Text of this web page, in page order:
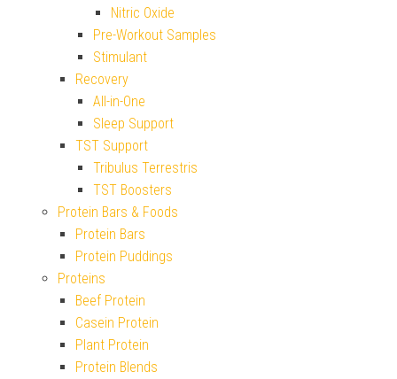
Nitric Oxide
Pre-Workout Samples
Stimulant
Recovery
All-in-One
Sleep Support
TST Support
Tribulus Terrestris
TST Boosters
Protein Bars & Foods
Protein Bars
Protein Puddings
Proteins
Beef Protein
Casein Protein
Plant Protein
Protein Blends